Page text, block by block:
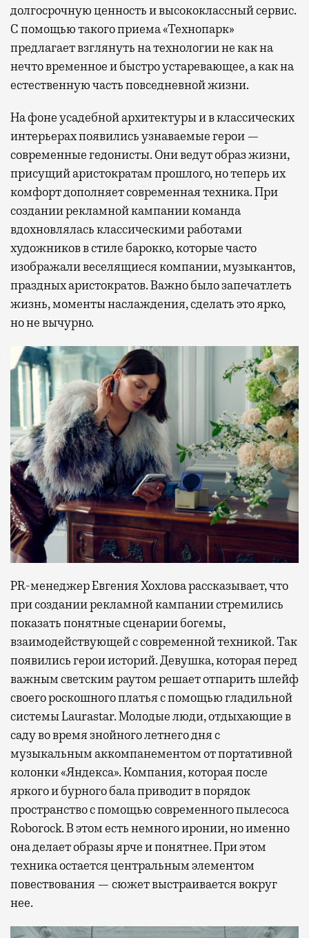
долгосрочную ценность и высококлассный сервис.
С помощью такого приема «Технопарк»
предлагает взглянуть на технологии не как на
нечто временное и быстро устаревающее, а как на
естественную часть повседневной жизни.
На фоне усадебной архитектуры и в классических
интерьерах появились узнаваемые герои —
современные гедонисты. Они ведут образ жизни,
присущий аристократам прошлого, но теперь их
комфорт дополняет современная техника. При
создании рекламной кампании команда
вдохновлялась классическими работами
художников в стиле барокко, которые часто
изображали веселящиеся компании, музыкантов,
праздных аристократов. Важно было запечатлеть
жизнь, моменты наслаждения, сделать это ярко,
но не вычурно.
PR-менеджер Евгения Хохлова рассказывает, что
при создании рекламной кампании стремились
показать понятные сценарии богемы,
взаимодействующей с современной техникой. Так
появились герои историй. Девушка, которая перед
важным светским раутом решает отпарить шлейф
своего роскошного платья с помощью гладильной
системы Laurastar. Молодые люди, отдыхающие в
саду во время знойного летнего дня с
музыкальным аккомпанементом от портативной
колонки «Яндекса». Компания, которая после
яркого и бурного бала приводит в порядок
пространство с помощью современного пылесоса
Roborock. В этом есть немного иронии, но именно
она делает образы ярче и понятнее. При этом
техника остается центральным элементом
повествования — сюжет выстраивается вокруг
нее.